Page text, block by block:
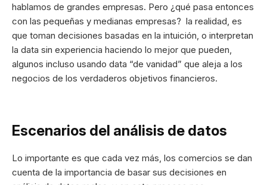
hablamos de grandes empresas. Pero ¿qué pasa entonces
con las pequeñas y medianas empresas? la realidad, es
que toman decisiones basadas en la intuición, o interpretan
la data sin experiencia haciendo lo mejor que pueden,
algunos incluso usando data “de vanidad” que aleja a los
negocios de los verdaderos objetivos financieros.
Escenarios del análisis de datos
Lo importante es que cada vez más, los comercios se dan
cuenta de la importancia de basar sus decisiones en